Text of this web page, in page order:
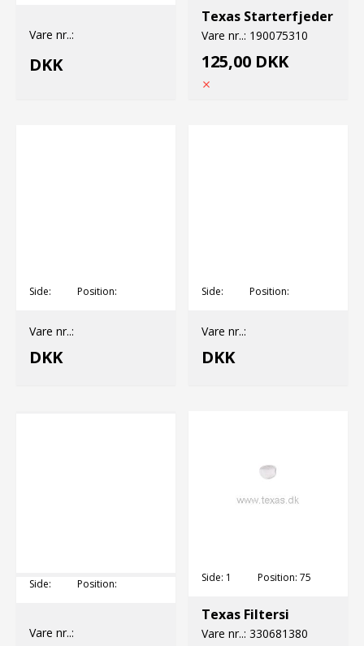
Vare nr..:
DKK
Texas Starterfjeder
Vare nr..: 190075310
125,00 DKK
Side: Position:
Vare nr..:
DKK
Side: Position:
Vare nr..:
DKK
Side: Position:
Vare nr..:
Side: 1 Position: 75
Texas Filtersi
Vare nr..: 330681380